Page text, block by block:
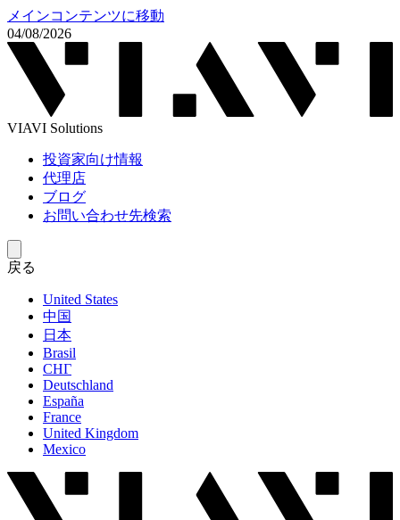
メインコンテンツに移動
04/08/2026
VIAVI Solutions
投資家向け情報
代理店
ブログ
お問い合わせ先検索
戻る
United States
中国
日本
Brasil
СНГ
Deutschland
España
France
United Kingdom
Mexico